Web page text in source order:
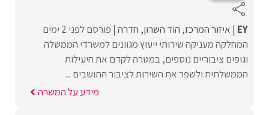
EY איזור המרכז הוד השרון חדרה פורסם לפני 2 ימים
המחלקה מעניקה שירותי ייעוץ מגוונים למשרדי הממשלה
וגופים ציבוריים נוספים, במטרה לקדם את היעילות
הממשלתית ולשפר את השירות לציבור התושבים ...
מידע על המשרה